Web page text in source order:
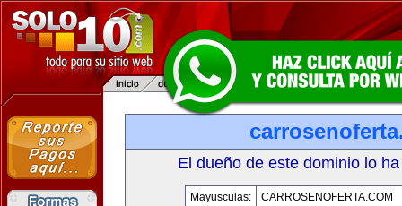
El dueño de este dominio lo
Mayusculas:
CARROSENOFERTA.COM